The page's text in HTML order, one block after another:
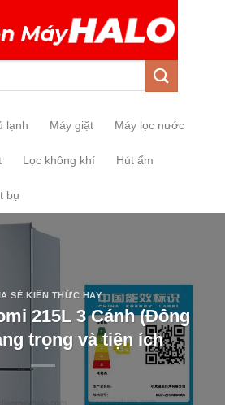
lạnh Máy giặt Máy lọc nước
Lọc không khí Hút ẩm
bụ
SẺ KIẾN THỨC HAY
215L 3 Cánh (Đông
trọng và tiện ích